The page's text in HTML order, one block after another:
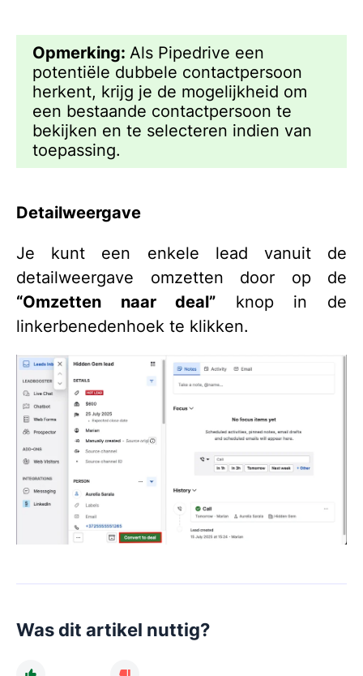
Opmerking: Als Pipedrive een
potentiële dubbele contactpersoon
herkent, krijg je de mogelijkheid om
een bestaande contactpersoon te
bekijken en te selecteren indien van
toepassing.
Detailweergave
Je kunt een enkele lead vanuit de
detailweergave omzetten door op de
“Omzetten naar deal” knop in de
linkerbenedenhoek te klikken.
Was dit artikel nuttig?